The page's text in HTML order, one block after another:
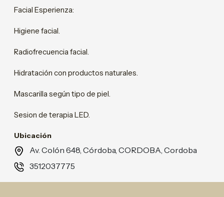
Facial Esperienza:
Higiene facial.
Radiofrecuencia facial.
Hidratación con productos naturales.
Mascarilla según tipo de piel.
Sesion de terapia LED.
Ubicación
Av. Colón 648, Córdoba, CORDOBA, Cordoba
3512037775